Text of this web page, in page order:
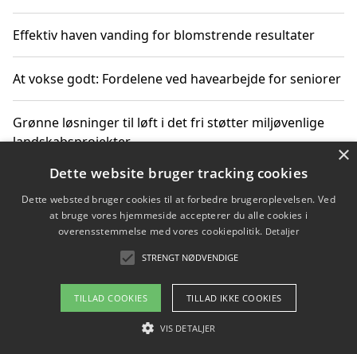
Effektiv haven vanding for blomstrende resultater
At vokse godt: Fordelene ved havearbejde for seniorer
Grønne løsninger til løft i det fri støtter miljøvenlige
landskabsprojekter
Gør haven til et frirum for familien og naturen
Copyright 2026 - Pilanto Aps
Om / kontakt
Blog Betingelser
×
Dette website bruger tracking cookies
Dette websted bruger cookies til at forbedre brugeroplevelsen. Ved
at bruge vores hjemmeside accepterer du alle cookies i
overensstemmelse med vores cookiepolitik. Detaljer
STRENGT NØDVENDIGE
TILLAD COOKIES TILLAD IKKE COOKIES
VIS DETALJER